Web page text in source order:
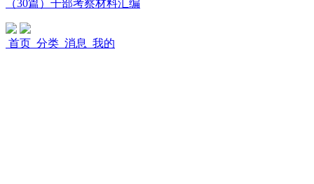
（30篇）干部考察材料汇编
首页 分类 消息 我的